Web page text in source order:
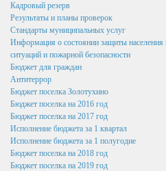
Формы документов,
коррупции, для
Комиссия по
поведению
урегулированию
Методические материалы
Обратная связь для
Доклады, отчеты, обзоры
Работа с обращениями граждан
Кадровый резерв
Результаты и планы проверок
Стандарты муниципальных услуг
Информация о состоянии защиты населения
ситуаций и пожарной безопасности
Бюджет для граждан
Антитеррор
Бюджет поселка Золотухино
Бюджет поселка на 2016 год
Бюджет поселка на 2017 год
Исполнение бюджета за 1 квартал
Исполнение бюджета за 1 полугодие
Бюджет поселка на 2018 год
Бюджет поселка на 2019 год